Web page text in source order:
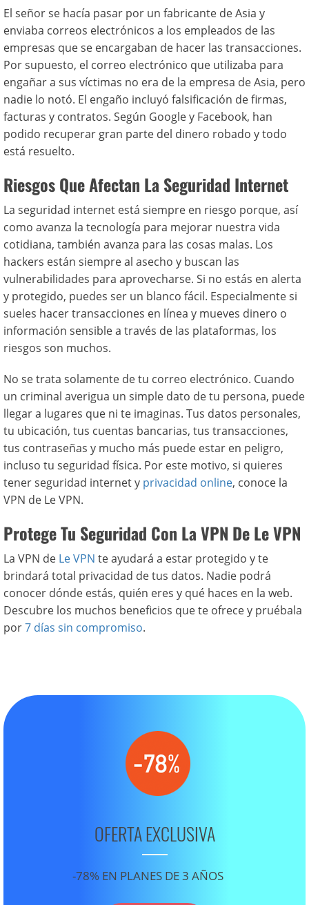
El señor se hacía pasar por un fabricante de Asia y
enviaba correos electrónicos a los empleados de las
empresas que se encargaban de hacer las transacciones.
Por supuesto, el correo electrónico que utilizaba para
engañar a sus víctimas no era de la empresa de Asia, pero
nadie lo notó. El engaño incluyó falsificación de firmas,
facturas y contratos. Según Google y Facebook, han
podido recuperar gran parte del dinero robado y todo
está resuelto.
Riesgos Que Afectan La Seguridad Internet
La seguridad internet está siempre en riesgo porque, así
como avanza la tecnología para mejorar nuestra vida
cotidiana, también avanza para las cosas malas. Los
hackers están siempre al asecho y buscan las
vulnerabilidades para aprovecharse. Si no estás en alerta
y protegido, puedes ser un blanco fácil. Especialmente si
sueles hacer transacciones en línea y mueves dinero o
información sensible a través de las plataformas, los
riesgos son muchos.
No se trata solamente de tu correo electrónico. Cuando
un criminal averigua un simple dato de tu persona, puede
llegar a lugares que ni te imaginas. Tus datos personales,
tu ubicación, tus cuentas bancarias, tus transacciones,
tus contraseñas y mucho más puede estar en peligro,
incluso tu seguridad física. Por este motivo, si quieres
tener seguridad internet y privacidad online, conoce la
VPN de Le VPN.
Protege Tu Seguridad Con La VPN De Le VPN
La VPN de Le VPN te ayudará a estar protegido y te
brindará total privacidad de tus datos. Nadie podrá
conocer dónde estás, quién eres y qué haces en la web.
Descubre los muchos beneficios que te ofrece y pruébala
por7 días sin compromiso.
OFERTA EXCLUSIVA
-78% EN PLANES DE 3 AÑOS